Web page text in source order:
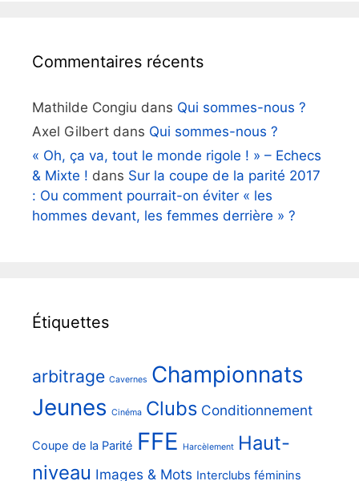
Commentaires récents
Mathilde Congiu dans Qui sommes-nous ?
Axel Gilbert dans Qui sommes-nous ?
« Oh, ça va, tout le monde rigole ! » – Echecs
& Mixte ! dans Sur la coupe de la parité 2017
: Ou comment pourrait-on éviter « les
hommes devant, les femmes derrière » ?
Étiquettes
arbitrage Cavernes Championnats
Jeunes Cinéma Clubs Conditionnement
Coupe de la Parité FFE Harcèlement Haut-
niveau Images & Mots Interclubs féminins